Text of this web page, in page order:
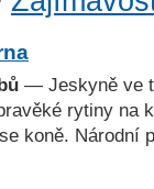
— Jeskyně ve
rytiny na
koně. Národní